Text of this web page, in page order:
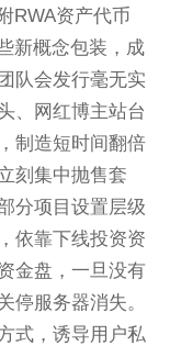
RWA资产代币
新概念包装，成
队会发行毫无实
、网红博主站台
制造短时间翻倍
刻集中抛售套
分项目设置层级
依靠下线投资资
金盘，一旦没有
停服务器消失。
式，诱导用户私